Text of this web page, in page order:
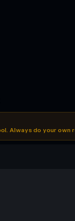
Always do your own